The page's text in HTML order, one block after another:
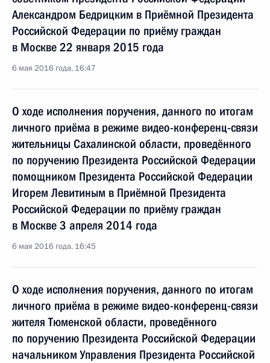
Александром Бедрицким в Приёмной Президента
Российской Федерации по приёму граждан
в Москве 22 января 2015 года
6 мая 2016 года, 16:47
О ходе исполнения поручения, данного по итогам
личного приёма в режиме видео-конференц-связи
жительницы Сахалинской области, проведённого
по поручению Президента Российской Федерации
помощником Президента Российской Федерации
Игорем Левитиным в Приёмной Президента
Российской Федерации по приёму граждан
в Москве 3 апреля 2014 года
6 мая 2016 года, 16:45
О ходе исполнения поручения, данного по итогам
личного приёма в режиме видео-конференц-связи
жителя Тюменской области, проведённого
по поручению Президента Российской Федерации
начальником Управления Президента Российской